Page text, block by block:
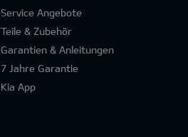
Service Angebote
Teile & Zubehör
Garantien & Anleitungen
7 Jahre Garantie
Kia App